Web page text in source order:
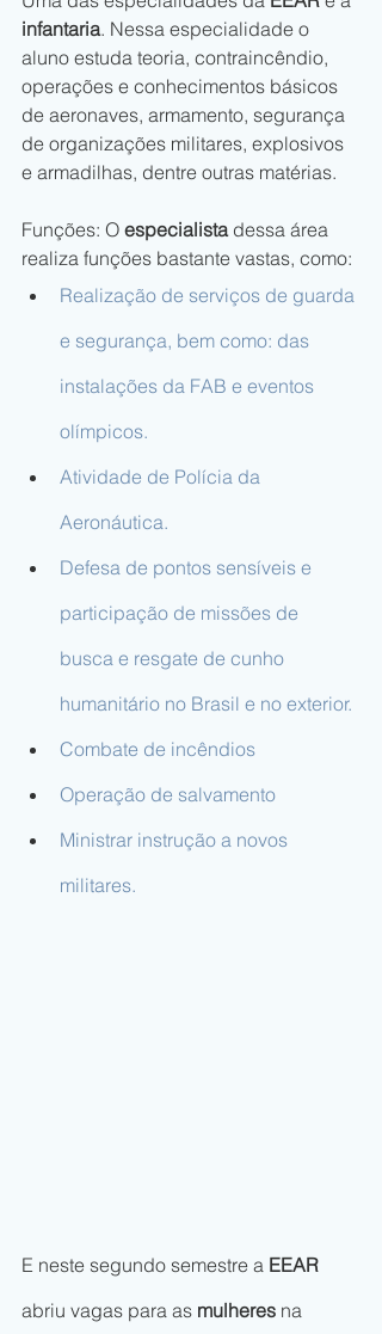
infantaria. Nessa especialidade o
aluno estuda teoria, contraincêndio,
operações e conhecimentos básicos
de aeronaves, armamento, segurança
de organizações militares, explosivos
e armadilhas, dentre outras matérias.
Funções: O especialista dessa área
realiza funções bastante vastas, como:
Realização de serviços de guarda
e segurança, bem como: das
instalações da FAB e eventos
olímpicos.
Atividade de Polícia da
Aeronáutica.
Defesa de pontos sensíveis e
participação de missões de
busca e resgate de cunho
humanitário no Brasil e no exterior.
Combate de incêndios
Operação de salvamento
Ministrar instrução a novos
militares.
E neste segundo semestre a EEAR
abriu vagas para as mulheres na